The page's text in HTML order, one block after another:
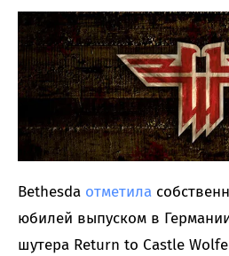
Bethesda отметила
юбилей выпуском в
шутера Return to Castle